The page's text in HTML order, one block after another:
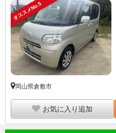
オススメNo.5
岡山県倉敷市
お気に入り追加